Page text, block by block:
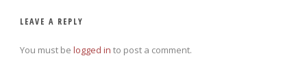
LEAVE A REPLY
You must be logged in to post a comment.